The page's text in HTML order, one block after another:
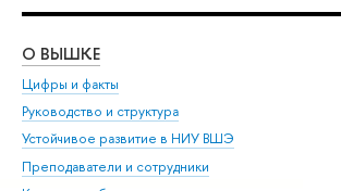
О ВЫШКЕ
Цифры и факты
Руководство и структура
Устойчивое развитие в НИУ ВШЭ
Преподаватели и сотрудники